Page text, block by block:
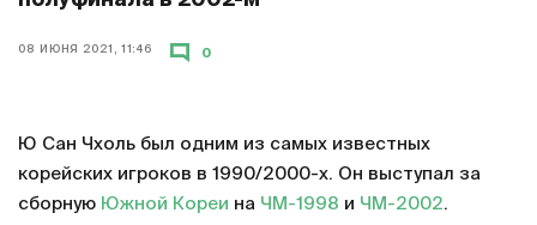
08 ИЮНЯ 2021, 11:46 0
Ю Сан Чхоль был одним из самых известных
корейских игроков в 1990/2000-х. Он выступал за
сборную Южной Кореи на ЧМ-1998 и ЧМ-2002.